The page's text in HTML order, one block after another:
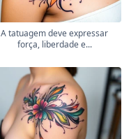
A tatuagem deve expressar
força, liberdade e...